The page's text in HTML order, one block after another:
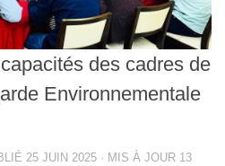
des cadres de
Environnementale
25 JUIN 2025 · MIS À JOUR 13